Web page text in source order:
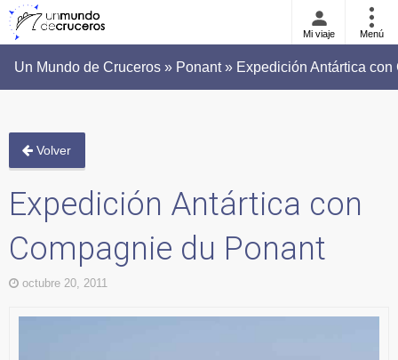
Mi viaje Menú
Un Mundo de Cruceros » Ponant » Expedición Antártica
Volver
Expedición Antártica con
Compagnie du Ponant
octubre 20, 2011